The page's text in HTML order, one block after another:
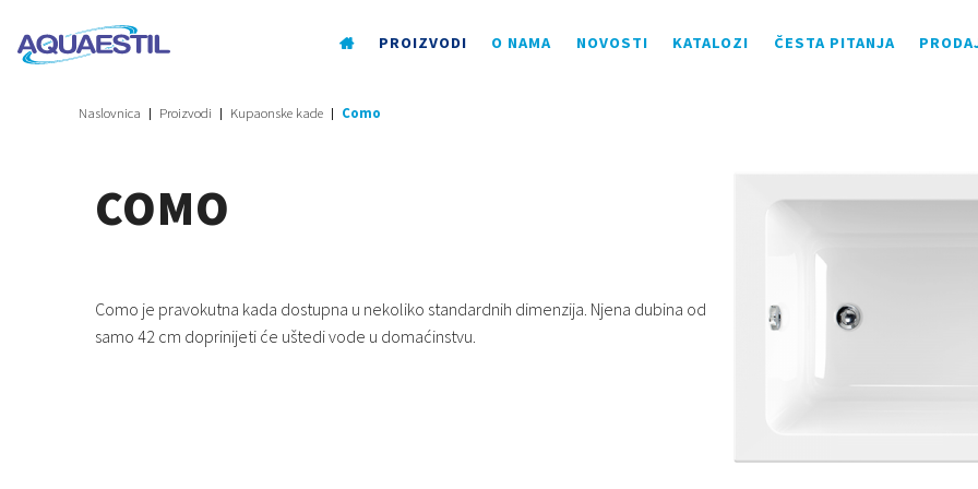
PROIZVODI O NAMA NOVOSTI KATALOZI ČESTA PITANJA
Naslovnica Proizvodi Kupaonske kade Como
COMO
Como je pravokutna kada dostupna u nekoliko standardnih dimenzija. Njena dubina od
samo 42 cm doprinijeti će uštedi vode u domaćinstvu.